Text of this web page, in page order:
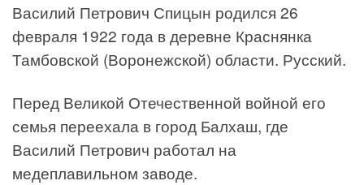
Василий Петрович Спицын родился 26
февраля 1922 года в деревне Краснянка
Тамбовской (Воронежской) области. Русский.
Перед Великой Отечественной войной его
семья переехала в город Балхаш, где
Василий Петрович работал на
медеплавильном заводе.